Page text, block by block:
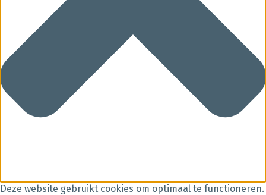
Deze website gebruikt cookies om optimaal te functioneren.